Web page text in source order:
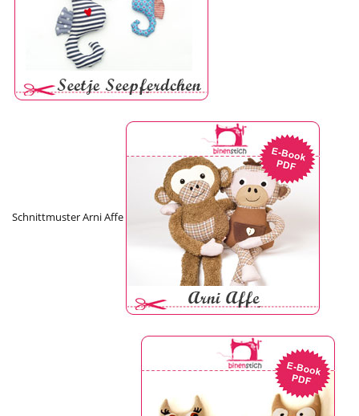
Schnittmuster Arni Affe